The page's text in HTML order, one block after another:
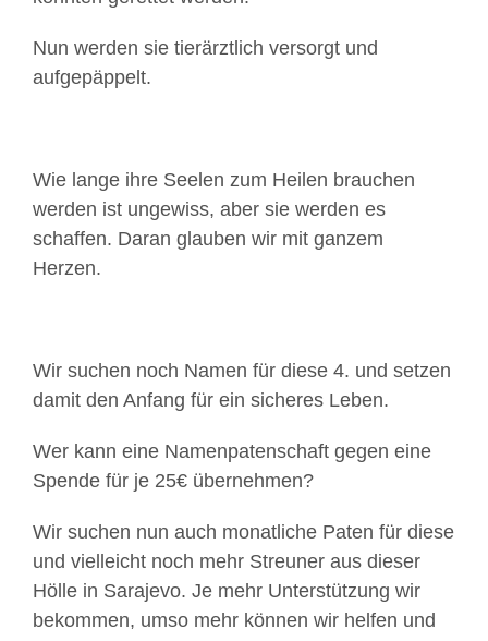
Nun werden sie tierärztlich versorgt und
aufgepäppelt.
Wie lange ihre Seelen zum Heilen brauchen
werden ist ungewiss, aber sie werden es
schaffen. Daran glauben wir mit ganzem
Herzen.
Wir suchen noch Namen für diese 4. und setzen
damit den Anfang für ein sicheres Leben.
Wer kann eine Namenpatenschaft gegen eine
Spende für je 25€ übernehmen?
Wir suchen nun auch monatliche Paten für diese
und vielleicht noch mehr Streuner aus dieser
Hölle in Sarajevo. Je mehr Unterstützung wir
bekommen, umso mehr können wir helfen und